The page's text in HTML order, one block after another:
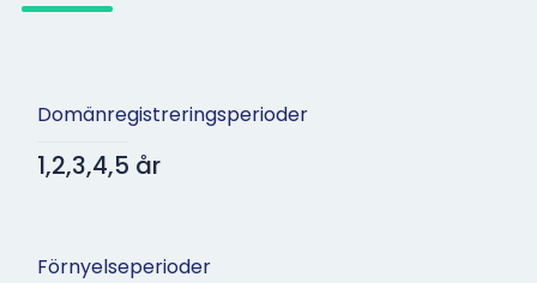
Domänregistreringsperioder
1,2,3,4,5 år
Förnyelseperioder